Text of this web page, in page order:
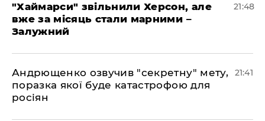
"Хаймарси" звільнили Херсон, але
вже за місяць стали марними –
Залужний
21:48
Андрющенко озвучив "секретну" мету,
поразка якої буде катастрофою для
росіян
21:41